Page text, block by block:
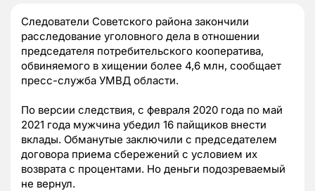
Следователи Советского района закончили
расследование уголовного дела в отношении
председателя потребительского кооператива,
обвиняемого в хищении более 4,6 млн, сообщает
пресс-служба УМВД области.
По версии следствия, с февраля 2020 года по май
2021 года мужчина убедил 16 пайщиков внести
вклады. Обманутые заключили с председателем
договора приема сбережений с условием их
возврата с процентами. Но деньги подозреваемый
не вернул.